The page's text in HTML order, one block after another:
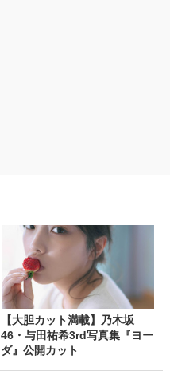
【大胆カット満載】乃木坂
46・与田祐希3rd写真集『ヨー
ダ』公開カット